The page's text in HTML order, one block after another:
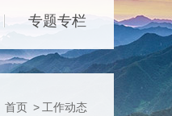
|
专题专栏
首页 > 工作动态